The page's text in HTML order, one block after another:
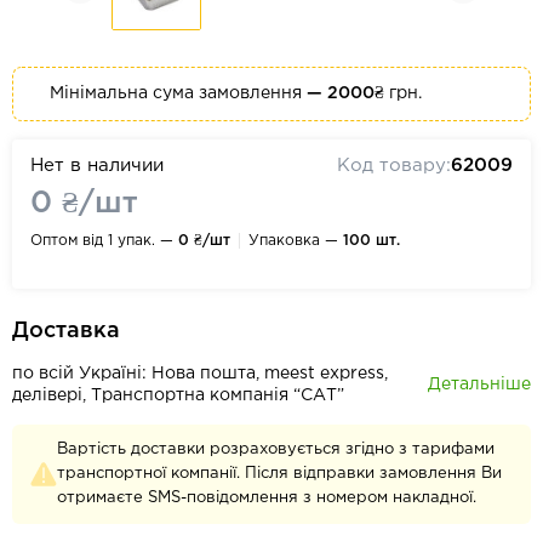
Мінімальна сума замовлення — 2000₴ грн.
Нет в наличии
0 ₴/шт
Код товару:62009
Оптом від 1 упак. — 0 ₴/шт Упаковка — 100 шт.
Доставка
по всій Україні: Нова пошта, meest express,
делівері, Транспортна компанія “САТ”
Детальніше
Вартість доставки розраховується згідно з тарифами
транспортної компанії. Після відправки замовлення Ви
отримаєте SMS-повідомлення з номером накладної.